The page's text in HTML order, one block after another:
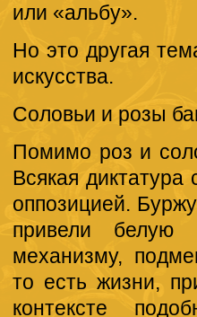
или «альбу».
Но это другая
искусства.
Соловьи и розы
Помимо роз и
Всякая
оппозицией.
привели белую
механизму,
то есть жизни,
контексте